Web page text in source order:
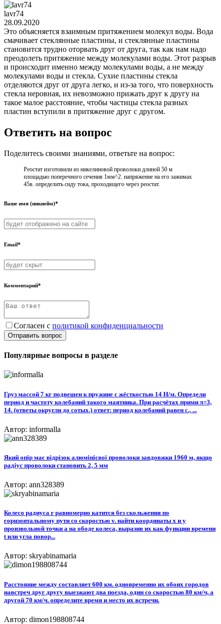
lavr74
28.09.2020
Это объясняется взаимным притяжением молекул воды. Вода
смачивает стеклянные пластины, и стеклянные пластины
становится трудно оторвать друг от друга, так как нам надо
преодолеть притяжение между молекулами воды. Этот разрыв
и происходит именно между молекулами воды, а не между
молекулами воды и стекла. Сухие пластины стекла
отделяются друг от друга легко, и из-за того, что поверхность
стекла неровная, их невозможно прижать друг к другу на
такое малое расстояние, чтобы частицы стекла разных
пластин вступили в притяжение друг с другом.
Ответить на вопрос
Поделитесь своими знаниями, ответьте на вопрос:
Реостат изготовили из никелиновой проволоки длиной 50 м
площадью поперечного сечения 1мм^2. напряжение на его зажимах
45в. определить сиду тока, проходящего через реостат.
Ваше имя (никнейм)*
Email*
Комментарий*
Согласен с политикой конфиденциальности
Отправить вопрос
Популярные вопросы в разделе
Груз массой 7 кг подвешен к пружине с жёсткостью 14 Н/м. Определи
период и частоту колебаний такого маятника. При расчётах прими π=3,
14. (ответы округли до сотых.) ответ: период колебаний равен с., ...
Автор: informalla
Який опір має відрізок алюмінієвої проволоки завдовжки 1960 м, якщо
радіус проволоки становить 2, 5 мм
Автор: ann328389
Колесо радиуса r равномерно катится без скольжения по
горизонтальному пути со скоростью v. найти координаты x и y
произвольной точки a на ободе колеса, выразив их как функции времени
t или угла повор...
Автор: skryabinamaria
Расстояние между составляет 600 км. одновременно их обоих городов
навстреч друг другу выезжают два поезда, один со скоростью 80 км/ч, а
другой 70 км/ч. определите время и место их встречи.
Автор: dimon198808744